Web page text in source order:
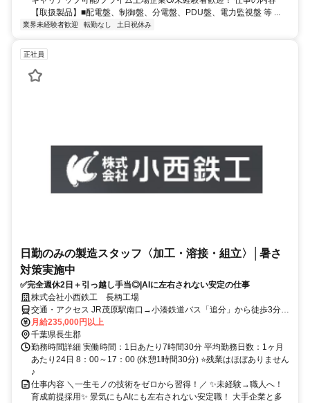
【取扱製品】■配電盤、制御盤、分電盤、PDU盤、電力監視盤 等 ...
業界未経験者歓迎 転勤なし 土日祝休み
正社員
日勤のみの製造スタッフ〈加工・溶接・組立〉│暑さ
対策実施中
✅完全週休2日＋引っ越し手当◎|AIに左右されない安定の仕事
株式会社小西鉄工 長柄工場
交通・アクセス JR茂原駅南口→小湊鉄道バス「追分」から徒歩3分／
「茂原長柄スマートIC」から車で20分
月給235,000円以上
千葉県長生郡
勤務時間詳細 実働時間：1日あたり7時間30分 平均勤務日数：1ヶ月
あたり24日 8：00～17：00 (休憩1時間30分) ⭐残業はほぼありません
♪
仕事内容 ＼一生モノの技術をゼロから習得！／ ✨未経験→職人へ！
育成前提採用✨ 景気にもAIにも左右されない安定職！ 大手企業と多